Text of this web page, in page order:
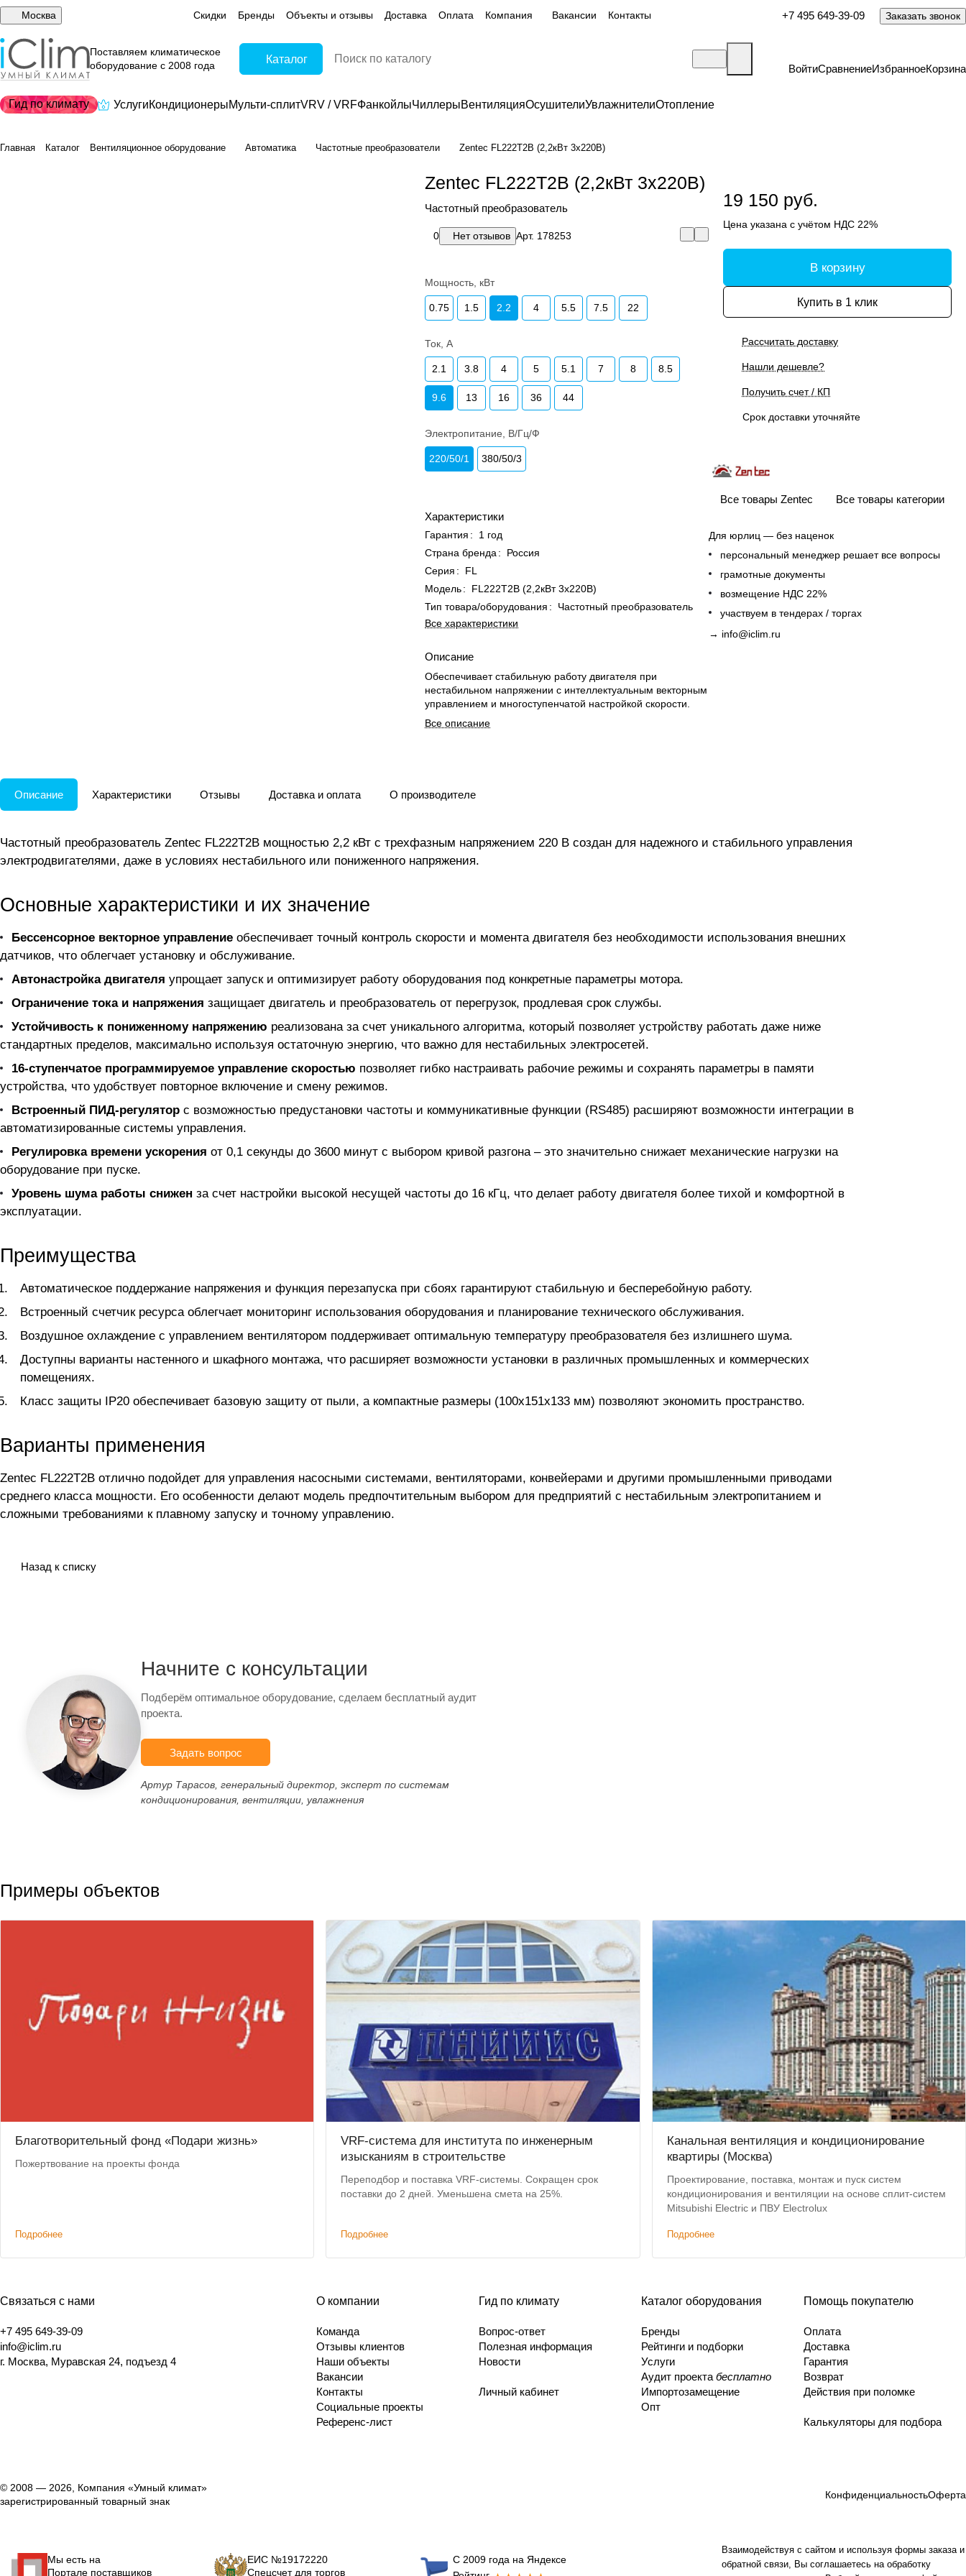
Москва Скидки Бренды Объекты и отзывы Доставка Оплата Компания Вакансии Контакты +7 495 649-39-09 Заказать звонок
Поставляем климатическое
оборудование с 2008 года
Каталог
ВойтиСравнениеИзбранноеКорзина
Гид по климату УслугиКондиционерыМульти-сплитVRV / VRFФанкойлыЧиллерыВентиляцияОсушителиУвлажнителиОтопление
Главная Каталог Вентиляционное оборудование Автоматика Частотные преобразователи Zentec FL222T2B (2,2кВт 3х220В)
Zentec FL222T2B (2,2кВт 3х220В)
Частотный преобразователь
0 Нет отзывов Арт. 178253
Мощность, кВт
0.75 1.5 2.2 4 5.5 7.5 22
Ток, А
2.1 3.8 4 5 5.1 7 8 8.5
9.6 13 16 36 44
Электропитание, В/Гц/Ф
220/50/1 380/50/3
Характеристики
Гарантия :
1 год
Страна бренда :
Россия
Серия :
FL
Модель:
FL222T2B (2,2кВт 3х220В)
Тип товара/оборудования :
Частотный преобразователь
Все характеристики
Описание
Обеспечивает стабильную работу двигателя при
нестабильном напряжении с интеллектуальным векторным
управлением и многоступенчатой настройкой скорости.
Все описание
19 150 руб.
Цена указана с учётом НДС 22%
В корзину
Купить в 1 клик
Рассчитать доставку
Нашли дешевле?
Получить счет / КП
Срок доставки уточняйте
Все товары Zentec Все товары категории
Для юрлиц — без наценок
персональный менеджер решает все вопросы
грамотные документы
возмещение НДС 22%
участвуем в тендерах / торгах
→ info@iclim.ru
Описание Характеристики Отзывы Доставка и оплата О производителе
Частотный преобразователь Zentec FL222T2B мощностью 2,2 кВт с трехфазным напряжением 220 В создан для надежного и стабильного управления
электродвигателями, даже в условиях нестабильного или пониженного напряжения.
Основные характеристики и их значение
Бессенсорное векторное управление обеспечивает точный контроль скорости и момента двигателя без необходимости использования внешних
датчиков, что облегчает установку и обслуживание.
Автонастройка двигателя упрощает запуск и оптимизирует работу оборудования под конкретные параметры мотора.
Ограничение тока и напряжения защищает двигатель и преобразователь от перегрузок, продлевая срок службы.
Устойчивость к пониженному напряжению реализована за счет уникального алгоритма, который позволяет устройству работать даже ниже
стандартных пределов, максимально используя остаточную энергию, что важно для нестабильных электросетей.
16-ступенчатое программируемое управление скоростью позволяет гибко настраивать рабочие режимы и сохранять параметры в памяти
устройства, что удобствует повторное включение и смену режимов.
Встроенный ПИД-регулятор с возможностью предустановки частоты и коммуникативные функции (RS485) расширяют возможности интеграции в
автоматизированные системы управления.
Регулировка времени ускорения от 0,1 секунды до 3600 минут с выбором кривой разгона – это значительно снижает механические нагрузки на
оборудование при пуске.
Уровень шума работы снижен за счет настройки высокой несущей частоты до 16 кГц, что делает работу двигателя более тихой и комфортной в
эксплуатации.
Преимущества
Автоматическое поддержание напряжения и функция перезапуска при сбоях гарантируют стабильную и бесперебойную работу.
Встроенный счетчик ресурса облегчает мониторинг использования оборудования и планирование технического обслуживания.
Воздушное охлаждение с управлением вентилятором поддерживает оптимальную температуру преобразователя без излишнего шума.
Доступны варианты настенного и шкафного монтажа, что расширяет возможности установки в различных промышленных и коммерческих
помещениях.
Класс защиты IP20 обеспечивает базовую защиту от пыли, а компактные размеры (100х151х133 мм) позволяют экономить пространство.
Варианты применения
Zentec FL222T2B отлично подойдет для управления насосными системами, вентиляторами, конвейерами и другими промышленными приводами
среднего класса мощности. Его особенности делают модель предпочтительным выбором для предприятий с нестабильным электропитанием и
сложными требованиями к плавному запуску и точному управлению.
Назад к списку
Начните с консультации
Подберём оптимальное оборудование, сделаем бесплатный аудит
проекта.
Задать вопрос
Артур Тарасов, генеральный директор, эксперт по системам
кондиционирования, вентиляции, увлажнения
Примеры объектов
Благотворительный фонд «Подари жизнь»
Пожертвование на проекты фонда
Подробнее
VRF-система для института по инженерным
изысканиям в строительстве
Переподбор и поставка VRF-системы. Сокращен срок
поставки до 2 дней. Уменьшена смета на 25%.
Подробнее
Канальная вентиляция и кондиционирование
квартиры (Москва)
Проектирование, поставка, монтаж и пуск систем
кондиционирования и вентиляции на основе сплит-систем
Mitsubishi Electric и ПВУ Electrolux
Подробнее
Связаться с нами
+7 495 649-39-09
info@iclim.ru
г. Москва, Муравская 24, подъезд 4
О компании
Команда
Отзывы клиентов
Наши объекты
Вакансии
Контакты
Социальные проекты
Референс-лист
Гид по климату
Вопрос-ответ
Полезная информация
Новости
Личный кабинет
Каталог оборудования
Бренды
Рейтинги и подборки
Услуги
Аудит проекта бесплатно
Импортозамещение
Опт
Помощь покупателю
Оплата
Доставка
Гарантия
Возврат
Действия при поломке
Калькуляторы для подбора
© 2008 — 2026, Компания «Умный климат»
зарегистрированный товарный знак
КонфиденциальностьОферта
Взаимодействуя с сайтом и используя формы заказа и
обратной связи, Вы соглашаетесь на обработку
Мы есть на
Портале поставщиков
ЕИС №19172220
Спецсчет для торгов
С 2009 года на Яндексе